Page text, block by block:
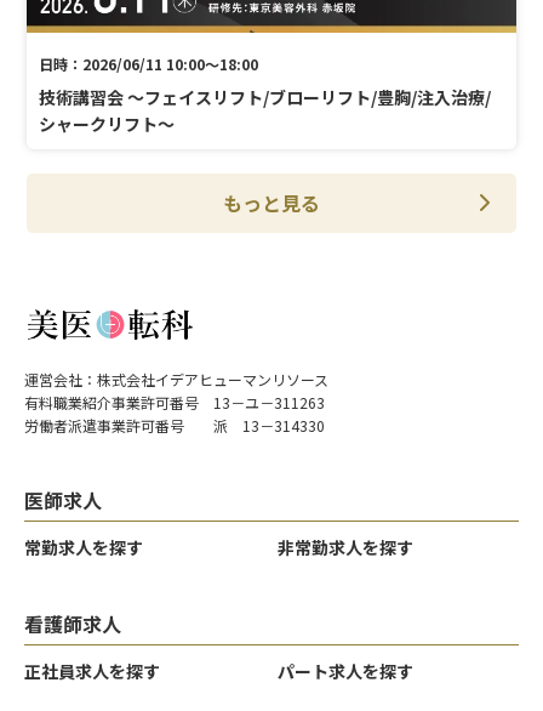
日時：2026/06/11 10:00〜18:00
技術講習会 〜フェイスリフト/ブローリフト/豊胸/注入治療/
シャークリフト〜
もっと見る
運営会社：株式会社イデアヒューマンリソース
有料職業紹介事業許可番号 13－ユ－311263
労働者派遣事業許可番号 派 13－314330
医師求人
常勤求人を探す 非常勤求人を探す
看護師求人
正社員求人を探す パート求人を探す